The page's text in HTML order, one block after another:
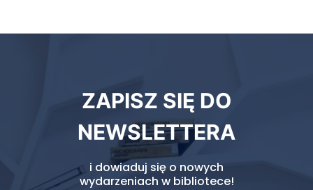
biblioteki
ZAPISZ SIĘ DO
NEWSLETTERA
i dowiaduj się o nowych
wydarzeniach w bibliotece!